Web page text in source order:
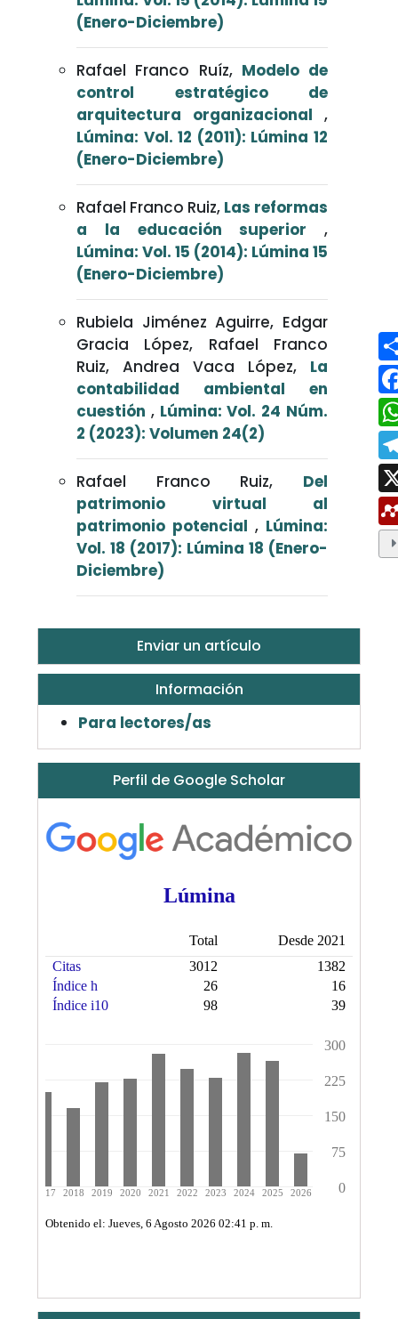
(Enero-Diciembre)
Rafael Franco Ruíz, Modelo de
control estratégico de
arquitectura organizacional ,
Lúmina: Vol. 12 (2011): Lúmina 12
(Enero-Diciembre)
Rafael Franco Ruiz, Las reformas
a la educación superior ,
Lúmina: Vol. 15 (2014): Lúmina 15
(Enero-Diciembre)
Rubiela Jiménez Aguirre, Edgar
Gracia López, Rafael Franco
Ruiz, Andrea Vaca López, La
contabilidad ambiental en
cuestión , Lúmina: Vol. 24 Núm.
2 (2023): Volumen 24(2)
Rafael Franco Ruiz, Del
patrimonio virtual al
patrimonio potencial , Lúmina:
Vol. 18 (2017): Lúmina 18 (Enero-
Diciembre)
Enviar un artículo
Información
Para lectores/as
Perfil de Google Scholar